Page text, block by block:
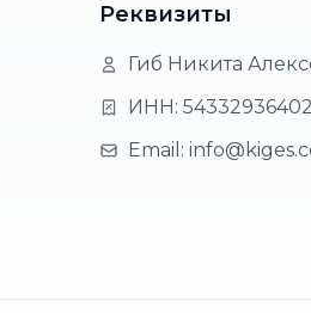
Реквизиты
Гиб Никита
ИНН:
Email: